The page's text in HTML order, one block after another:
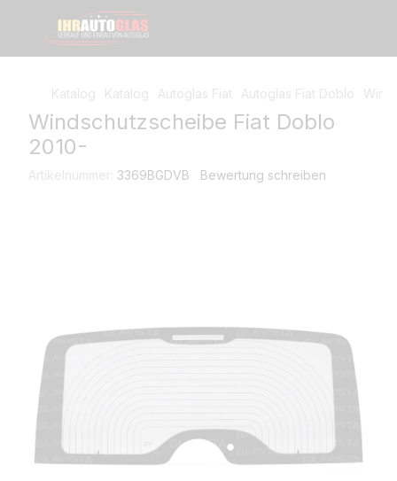
Katalog Katalog Autoglas Fiat Autoglas Fiat Doblo
Windschutzscheibe Fiat Doblo
2010-
Artikelnummer: 3369BGDVB Bewertung schreiben